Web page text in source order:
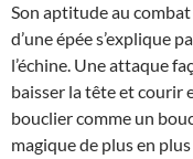
Son aptitude au
d’une épée s’explique
l’échine. Une attaque
baisser la tête et courir
bouclier comme un
magique de plus en